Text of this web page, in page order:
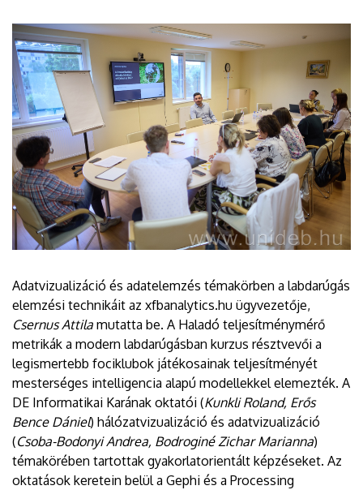
Adatvizualizáció és adatelemzés témakörben a labdarúgás
elemzési technikáit az xfbanalytics.hu ügyvezetője,
Csernus Attila mutatta be. A Haladó teljesítménymérő
metrikák a modern labdarúgásban kurzus résztvevői a
legismertebb fociklubok játékosainak teljesítményét
mesterséges intelligencia alapú modellekkel elemezték. A
DE Informatikai Karának oktatói (Kunkli Roland, Erős
Bence Dániel) hálózatvizualizáció és adatvizualizáció
(Csoba-Bodonyi Andrea, Bodroginé Zichar Marianna)
témakörében tartottak gyakorlatorientált képzéseket. Az
oktatások keretein belül a Gephi és a Processing